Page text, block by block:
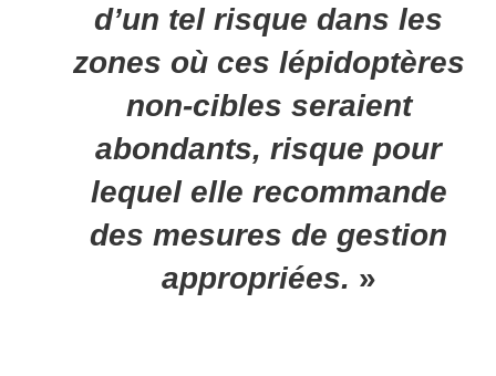
d’un tel risque dans les
zones où ces lépidoptères
non-cibles seraient
abondants, risque pour
lequel elle recommande
des mesures de gestion
appropriées. »